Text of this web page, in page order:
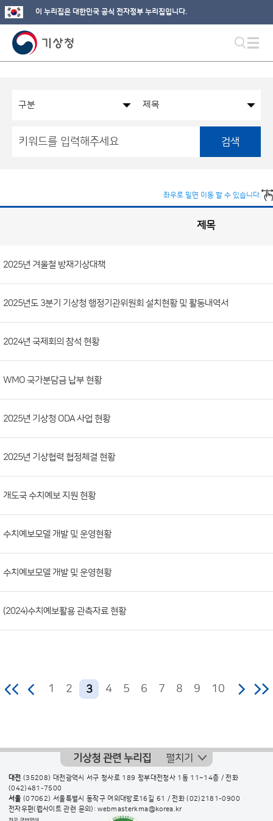
이 누리집은 대한민국 공식 전자정부 누리집입니다.
검색
좌우로 밀면 이동 할 수 있습니다.
공
개
정
보
목
록
류,
첨
부
일,
조
회
제목
2025년 겨울철 방재기상대책
2025년도 3분기 기상청 행정기관위원회 설치현황 및 활동내역서
2024년 국제회의 참석 현황
WMO 국가분담금 납부 현황
2025년 기상청 ODA 사업 현황
2025년 기상협력 협정체결 현황
개도국 수치예보 지원 현황
수치예보모델 개발 및 운영현황
수치예보모델 개발 및 운영현황
(2024)수치예보활용 관측자료 현황
1 2 3 4 5 6 7 8 9 10
기상청 관련 누리집 펼치기
대전 (35208) 대전광역시 서구 청사로 189 정부대전청사 1동 11~14층 / 전화
(042)481-7500
서울 (07062) 서울특별시 동작구 여의대방로16길 61 / 전화(02)2181-0900
전자우편(웹사이트 관련 문의): webmasterkma@korea.kr